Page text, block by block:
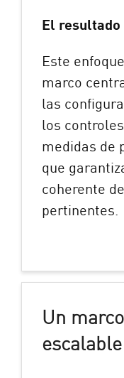
El resultado
Este
marco
las
los
medidas de
que
coherente
pertinentes.
Un
escalable